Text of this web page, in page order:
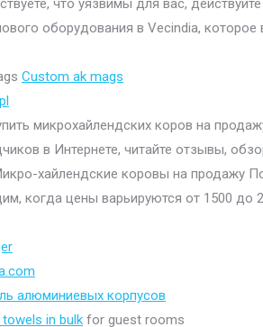
что уязвимы для вас,
оборудования в Vecindia,
Custom ak mags
микрохайлендских коров на
в Интернете, читайте отзывы,
хайлендские коровы на продажу
когда цены варьируются от 1500 до
алюминиевых корпусов
in bulk for guest rooms